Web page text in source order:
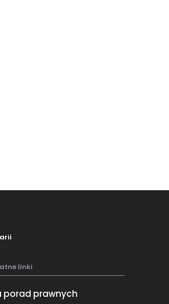
linki
porad prawnych